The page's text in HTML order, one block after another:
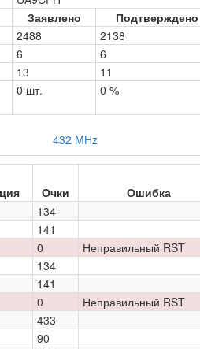
Заявлено
Подтверждено
2488
2138
6
6
13
11
0 шт. 0 %
432 MHz
Очки Ошибка
134
141
0
Неправильный RST
134
141
0
Неправильный RST
433
90